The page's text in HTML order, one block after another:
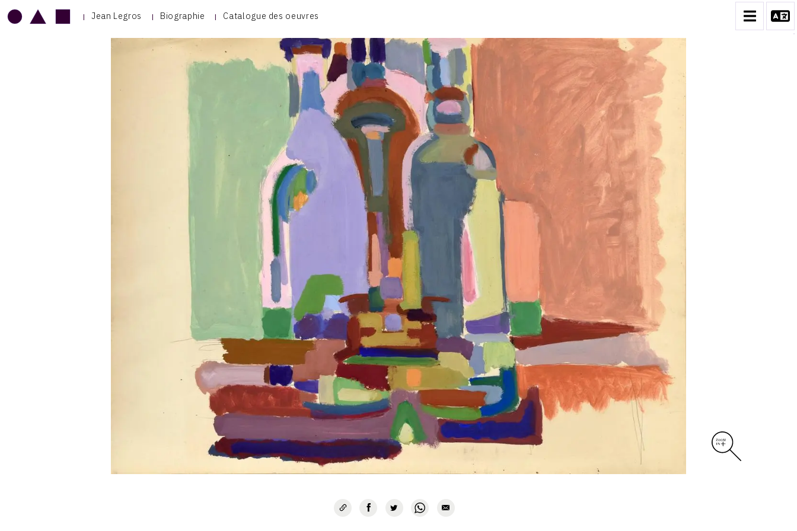
Jean Legros Biographie Catalogue des oeuvres
RONDS MUSICAUX
TOILES À BANDES
TÔLES ÉMAILLÉES
CONTACT